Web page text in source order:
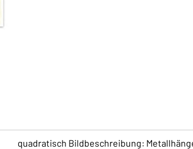
quadratisch Bildbeschreibung: